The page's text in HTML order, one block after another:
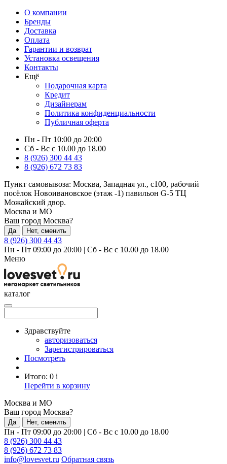
О компании
Бренды
Доставка
Оплата
Гарантии и возврат
Установка освещения
Контакты
Ещё
Подарочная карта
Кредит
Дизайнерам
Политика конфиденциальности
Публичная оферта
Пн - Пт 10:00 до 20:00
Сб - Вс с 10.00 до 18.00
8 (926) 300 44 43
8 (926) 672 73 83
Пункт самовывоза: Москва, Западная ул., с100, рабочий
посёлок Новоивановское (этаж -1) павильон G-5 ТЦ
Можайский двор.
Москва и МО
Ваш город Москва?
Да Нет, сменить
8 (926) 300 44 43
Пн - Пт 09:00 до 20:00 | Сб - Вс с 10.00 до 18.00
Меню
каталог
Здравствуйте
авторизоваться
Зарегистрироваться
Посмотреть
Итого: 0 i
Перейти в корзину
Москва и МО
Ваш город Москва?
Да Нет, сменить
Пн - Пт 09:00 до 20:00 | Сб - Вс с 10.00 до 18.00
8 (926) 300 44 43
8 (926) 672 73 83
info@lovesvet.ru Обратная связь